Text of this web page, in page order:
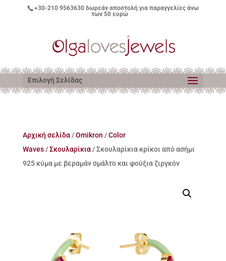
+30-210 9563630δωρεάν αποστολή για παραγγελίες άνω
των 50 ευρώ
Επιλογή Σελίδας
Αρχική σελίδα/Omikron /Color
Waves/Σκουλαρίκια/ Σκουλαρίκια κρίκοι από ασήμι
925 κύμα με βεραμάν σμάλτο και φούξια ζιργκόν